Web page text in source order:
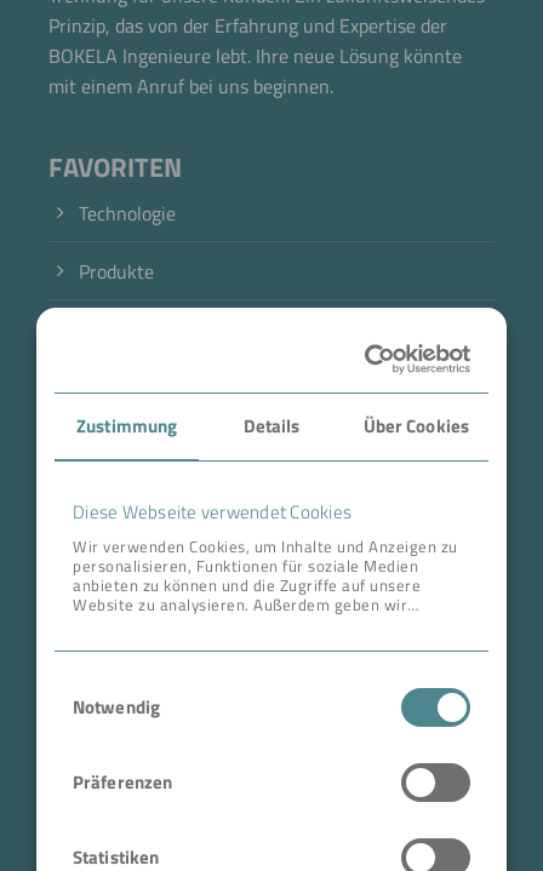
Zustimmung Details Über Cookies
Diese Webseite verwendet Cookies
Wir verwenden Cookies, um Inhalte und Anzeigen zu
personalisieren, Funktionen für soziale Medien
anbieten zu können und die Zugriffe auf unsere
Website zu analysieren. Außerdem geben wir
zusammen, die Sie ihnen bereitgestellt haben oder
die sie im Rahmen Ihrer Nutzung der Dienste
Notwendig
Präferenzen
Statistiken
Prinzip, das von der Erfahrung und Expertise der
BOKELA Ingenieure lebt. Ihre neue Lösung könnte
mit einem Anruf bei uns beginnen.
FAVORITEN
Technologie
Produkte
Case Studies
Über BOKELA
Karriere
ANSCHRIFT ZENTRALE
Tullastr. 64 | 76131 Karlsruhe
Telefon +49 721 96456-0
Geschäftsführer: